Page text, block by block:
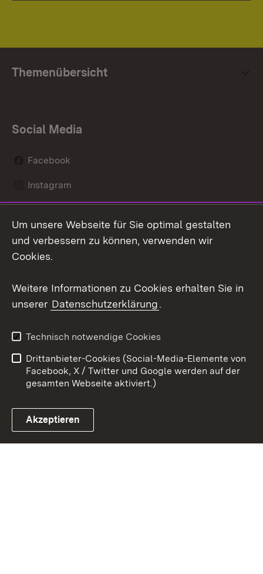
Themenübersicht
Social Media
Facebook
Instagram
Mastodon
Youtube
Link zum Landesportal
Kontakt
Datenschutz
Barrierefreiheit
Impressum Cookies
Um unsere Webseite für Sie optimal gestalten
und verbessern zu können, verwenden wir
Cookies.
Weitere Informationen zu Cookies erhalten Sie in
unserer Datenschutzerklärung.
Technisch notwendige Cookies
Drittanbieter-Cookies (Social-Media-Elemente von
Facebook, X / Twitter und Google werden auf der
gesamten Webseite aktiviert.)
Akzeptieren